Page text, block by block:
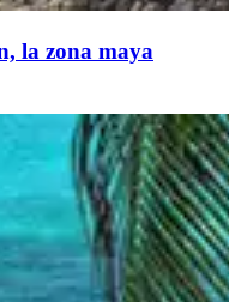
la zona maya